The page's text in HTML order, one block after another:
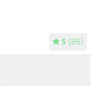
5 (85)